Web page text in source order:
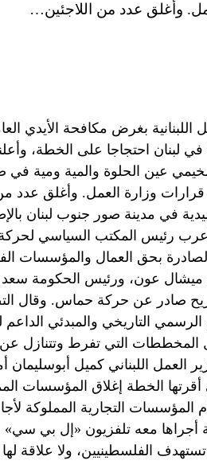
وأغلق عدد من اللاجئين…
بغرض مكافحة الأيدي
لبنان احتجاجا على الخطة،
عين الحلوة والمية ومية في
قرارات وزارة العمل. وأغلق عدد
في مدينة صور جنوب لبنان
أعرب رئيس المكتب السياسي
الصادرة بحق العمال والمؤسسات
ميشال عون، ورئيس الحكومة سعد
صادر عن حركة حماس. وقال
الرسمي التاريخي والمبدئي
المخططات التي تفرط وتتنازل عن
العمل اللبناني كميل
الخطة إغلاق المؤسسات
أجراها معه تلفزيون «إل بي
تستهدف الفلسطينيين، ولا علاقة